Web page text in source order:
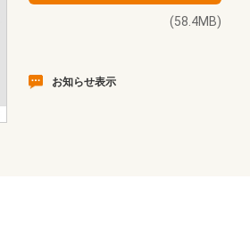
(58.4MB)
お知らせ表示